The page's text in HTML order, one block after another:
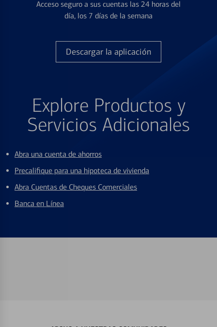
Acceso seguro a sus cuentas las 24 horas del
día, los 7 días de la semana
Descargar la aplicación
Explore Productos y
Servicios Adicionales
Abra una cuenta de ahorros
Precalifique para una hipoteca de vivienda
Abra Cuentas de Cheques Comerciales
Banca en Línea